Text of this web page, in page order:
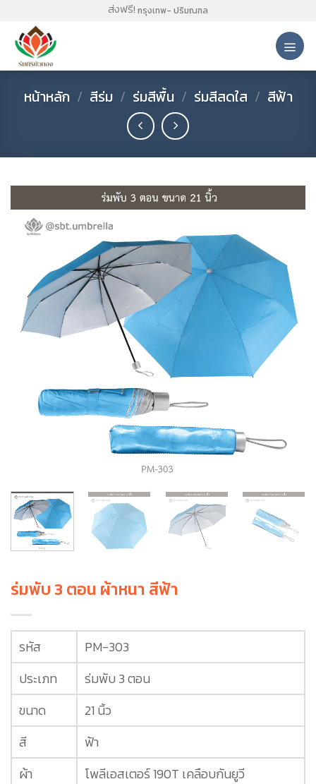
content
ส่งฟรี! กรุงเทพ- ปริมณฑล
หน้าหลัก / สีร่ม / ร่มสีพื้น / ร่มสีสดใส / สีฟ้า
ร่มพับ 3 ตอน ผ้าหนา สีฟ้า
รหัส
PM-303
ประเภท
ร่มพับ 3 ตอน
ขนาด
21 นิ้ว
สี
ฟ้า
ผ้า
โพลีเอสเตอร์ 190T เคลือบกันยูวี